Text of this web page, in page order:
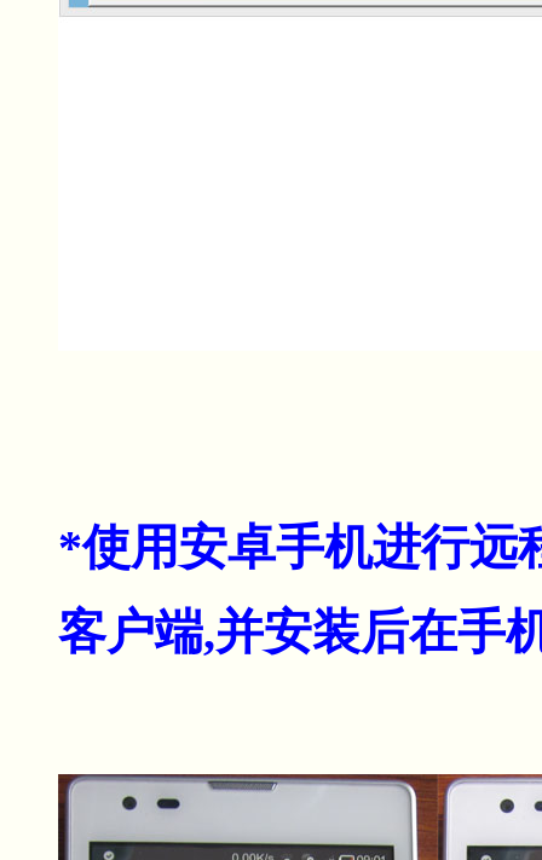
*使用安卓手机进行远
客户端,并安装后在手